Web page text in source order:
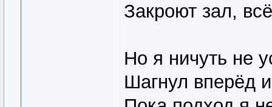
Закроют зал,
Но я ничуть не
Шагнул вперёд